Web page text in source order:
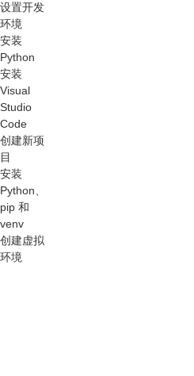
设置开发
环境
安装
Python
安装
Visual
Studio
Code
创建新项
目
安装
Python、
pip 和
venv
创建虚拟
环境